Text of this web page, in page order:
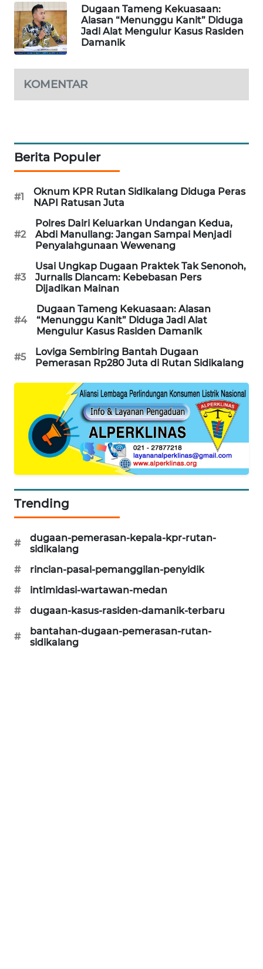
Dugaan Tameng Kekuasaan:
Alasan “Menunggu Kanit” Diduga
Jadi Alat Mengulur Kasus Rasiden
Damanik
KOMENTAR
Berita Populer
#1
Oknum KPR Rutan Sidikalang Diduga Peras
NAPI Ratusan Juta
#2
Polres Dairi Keluarkan Undangan Kedua,
Abdi Manullang: Jangan Sampai Menjadi
Penyalahgunaan Wewenang
#3
Usai Ungkap Dugaan Praktek Tak Senonoh,
Jurnalis Diancam: Kebebasan Pers
Dijadikan Mainan
#4
Dugaan Tameng Kekuasaan: Alasan
“Menunggu Kanit” Diduga Jadi Alat
Mengulur Kasus Rasiden Damanik
#5
Loviga Sembiring Bantah Dugaan
Pemerasan Rp280 Juta di Rutan Sidikalang
Trending
#
dugaan-pemerasan-kepala-kpr-rutan-
sidikalang
#
rincian-pasal-pemanggilan-penyidik
#
intimidasi-wartawan-medan
#
dugaan-kasus-rasiden-damanik-terbaru
#
bantahan-dugaan-pemerasan-rutan-
sidikalang
GARONGGANG
NEWS
FISUELRI
NEWS
BERAMPU
NEWS
ANUGERAH
NEWS
AKHLAK
ID
PERAPKI
NEWS
NEWS